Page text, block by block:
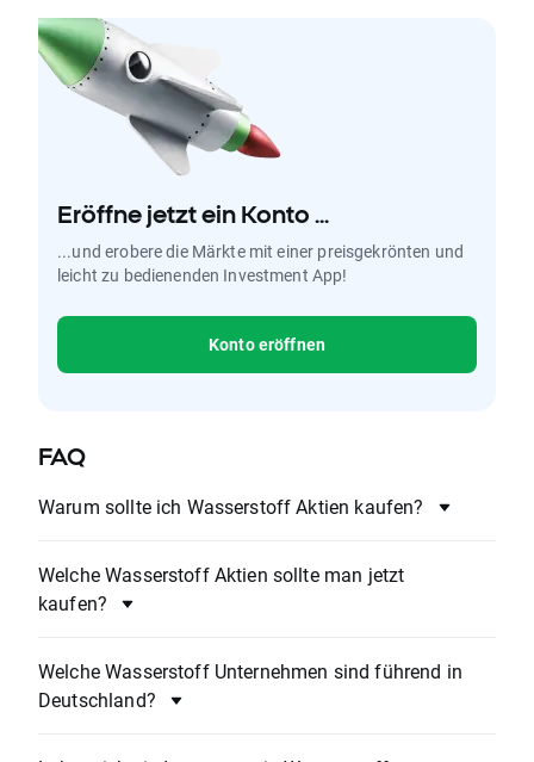
Eröffne jetzt ein Konto ...
...und erobere die Märkte mit einer preisgekrönten und
leicht zu bedienenden Investment App!
Konto eröffnen
FAQ
Warum sollte ich Wasserstoff Aktien kaufen?
Welche Wasserstoff Aktien sollte man jetzt
kaufen?
Welche Wasserstoff Unternehmen sind führend in
Deutschland?